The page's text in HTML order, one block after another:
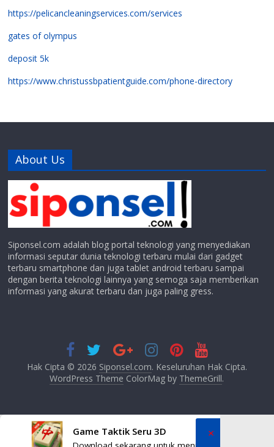
https://pelicancleaningservices.com/services
gates of olympus
deposit 5k
https://www.christussbpatientguide.com/phone-directory
About Us
Siponsel.com adalah blog portal teknologi yang menyediakan
informasi seputar dunia teknologi terbaru mulai dari gadget
terbaru smartphone dan juga tablet android terbaru sampai
dengan berita teknologi lainnya yang semoga saja memberikan
informasi yang akurat terbaru dan juga paling gress.
Hak Cipta © 2026 Siponsel.com. Keseluruhan Hak Cipta.
WordPress Theme ColorMag by ThemeGrill.
×
Game Taktik Seru 3D